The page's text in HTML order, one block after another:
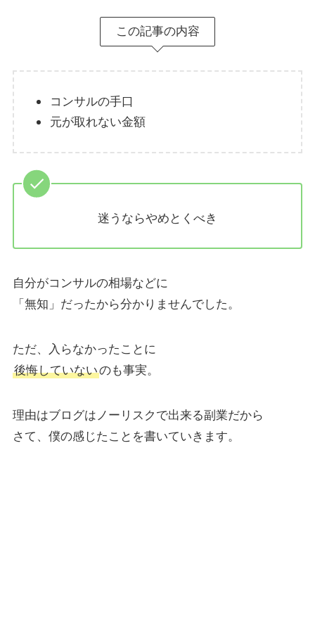
この記事の内容
コンサルの手口
元が取れない金額
迷うならやめとくべき
自分がコンサルの相場などに
「無知」だったから分かりませんでした。
ただ、入らなかったことに
後悔していないのも事実。
理由はブログはノーリスクで出来る副業だから
さて、僕の感じたことを書いていきます。